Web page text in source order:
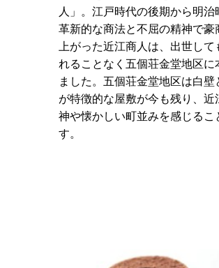
人」。江戸時代の後期から明治
革新的な商法と不屈の精神で豪
上がった近江商人は、出世して
れることなく五個荘金堂地区に
ました。五個荘金堂地区は白壁
が特徴的な屋敷が今も残り、近
神や懐かしい町並みを感じるこ
す。